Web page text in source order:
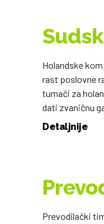
Holandske
rast poslovne
tumači za
dati zvaničnu
Detaljnije
Prevodilački